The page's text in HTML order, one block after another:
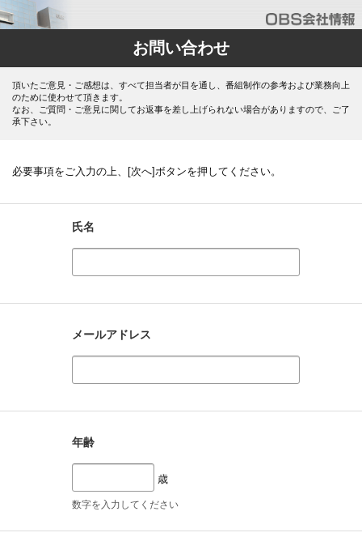
お問い合わせ
頂いたご意見・ご感想は、すべて担当者が目を通し、番組制作の参考および業務向上
のために使わせて頂きます。
なお、ご質問・ご意見に関してお返事を差し上げられない場合がありますので、ご了
承下さい。
必要事項をご入力の上、[次へ]ボタンを押してください。
氏名
メールアドレス
年齢
歳
数字を入力してください